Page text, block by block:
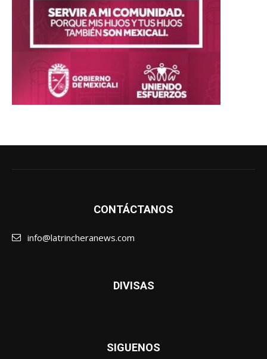
CONTÁCTANOS
info@latrincheranews.com
DIVISAS
SIGUENOS